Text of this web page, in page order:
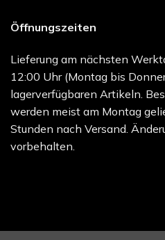
Öffnungszeiten
Lieferung am nächsten
12:00 Uhr (Montag bis
lagerverfügbaren Artikeln.
werden meist am Montag
Stunden nach Versand.
vorbehalten.